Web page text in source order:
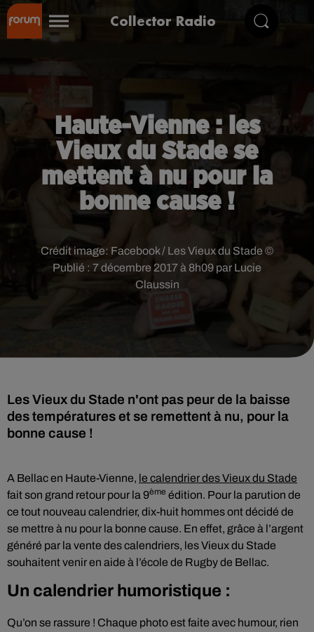
Collector Radio
Haute-Vienne : les
Vieux du Stade se
mettent à nu pour la
bonne cause !
Publié : 7 décembre 2017 à 8h09 par Lucie
Claussin
Crédit image: Facebook / Les Vieux du Stade ©
Les Vieux du Stade n'ont pas peur de la baisse
des températures et se remettent à nu, pour la
bonne cause !
A Bellac en Haute-Vienne, le calendrier des Vieux du Stade
fait son grand retour pour la 9ème édition. Pour la parution de
ce tout nouveau calendrier, dix-huit hommes ont décidé de
se mettre à nu pour la bonne cause. En effet, grâce à l’argent
généré par la vente des calendriers, les Vieux du Stade
souhaitent venir en aide à l’école de Rugby de Bellac.
Un calendrier humoristique :
Qu’on se rassure ! Chaque photo est faite avec humour, rien